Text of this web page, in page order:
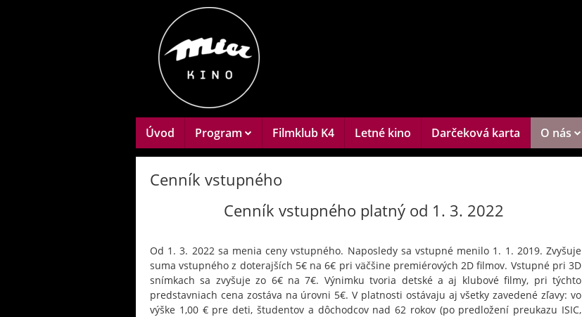
Úvod Program Filmklub K4 Letné kino Darčeková karta O nás
Cenník vstupného
Cenník vstupného platný od 1. 3. 2022
Od 1. 3. 2022 sa menia ceny vstupného. Naposledy sa vstupné menilo 1. 1. 2019. Zvyšuje
suma vstupného z doterajších 5€ na 6€ pri väčšine premiérových 2D filmov. Vstupné pri 3D
snímkach sa zvyšuje zo 6€ na 7€. Výnimku tvoria detské a aj klubové filmy, pri týchto
predstavniach cena zostáva na úrovni 5€. V platnosti ostávaju aj všetky zavedené zľavy: vo
výške 1,00 € pre deti, študentov a dôchodcov nad 62 rokov (po predložení preukazu ISIC,